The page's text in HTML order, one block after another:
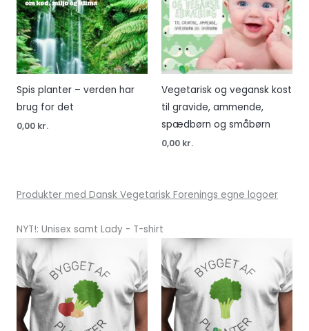
Spis planter – verden har
brug for det
0,00 kr.
Vegetarisk og vegansk kost
til gravide, ammende,
spædbørn og småbørn
0,00 kr.
Produkter med Dansk Vegetarisk Forenings egne logoer
NYT!: Unisex samt Lady - T-shirt